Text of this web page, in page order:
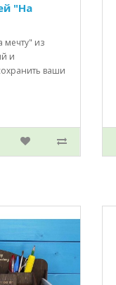
"На
мечту" из
и
ваши